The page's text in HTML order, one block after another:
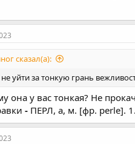
сказал(а):
уйти за тонкую грань
она у вас тонкая? Не
- ПЕРЛ, а, м. [фр. perle].